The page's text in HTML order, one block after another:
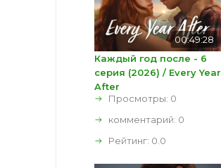
00:49:28
Каждый год после - 6
серия (2026) / Every Year
After
Просмотры: 0
комментарий: 0
Рейтинг: 0.0